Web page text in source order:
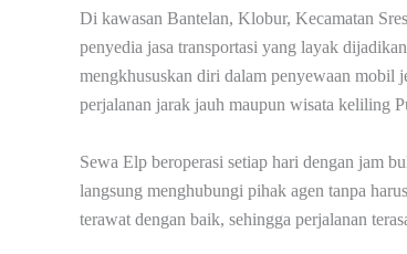
Di kawasan Bantelan, Klobur, Kecamatan
penyedia jasa transportasi yang layak
mengkhususkan diri dalam penyewaan mobil
perjalanan jarak jauh maupun wisata keliling
Sewa Elp beroperasi setiap hari dengan jam
langsung menghubungi pihak agen tanpa
terawat dengan baik, sehingga perjalanan